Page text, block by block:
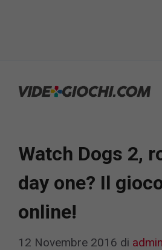
Watch Dogs 2,
day one? Il
online!
12 Novembre 2016 di admin